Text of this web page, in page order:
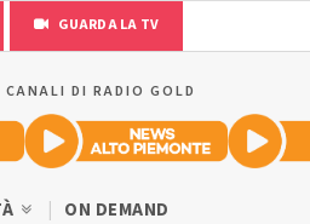
GUARDA LA TV
DI RADIO GOLD
ON DEMAND